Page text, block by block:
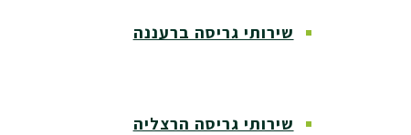
שירותי גריסה ברעננה
שירותי גריסה הרצליה